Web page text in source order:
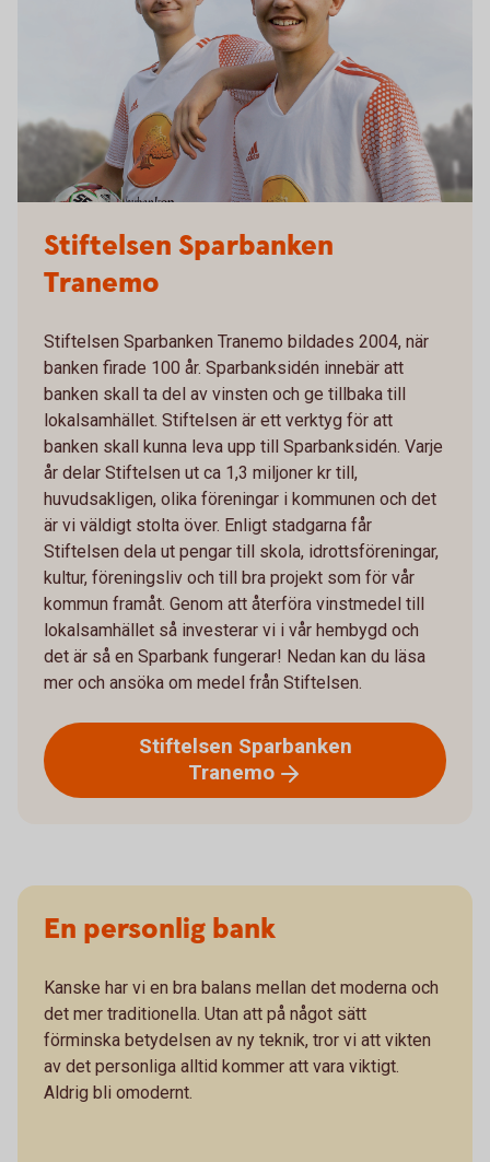
Stiftelsen Sparbanken
Tranemo
Stiftelsen Sparbanken Tranemo bildades 2004, när
banken firade 100 år. Sparbanksidén innebär att
banken skall ta del av vinsten och ge tillbaka till
lokalsamhället. Stiftelsen är ett verktyg för att
banken skall kunna leva upp till Sparbanksidén. Varje
år delar Stiftelsen ut ca 1,3 miljoner kr till,
huvudsakligen, olika föreningar i kommunen och det
är vi väldigt stolta över. Enligt stadgarna får
Stiftelsen dela ut pengar till skola, idrottsföreningar,
kultur, föreningsliv och till bra projekt som för vår
kommun framåt. Genom att återföra vinstmedel till
lokalsamhället så investerar vi i vår hembygd och
det är så en Sparbank fungerar! Nedan kan du läsa
mer och ansöka om medel från Stiftelsen.
Stiftelsen Sparbanken
Tranemo
En personlig bank
Kanske har vi en bra balans mellan det moderna och
det mer traditionella. Utan att på något sätt
förminska betydelsen av ny teknik, tror vi att vikten
av det personliga alltid kommer att vara viktigt.
Aldrig bli omodernt.